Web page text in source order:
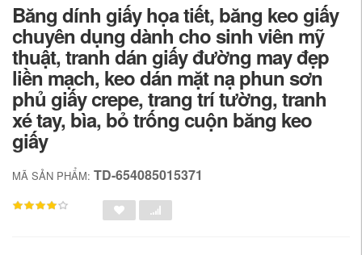
Băng dính giấy họa tiết, băng keo giấy
chuyên dụng dành cho sinh viên mỹ
thuật, tranh dán giấy đường may đẹp
liền mạch, keo dán mặt nạ phun sơn
phủ giấy crepe, trang trí tường, tranh
xé tay, bìa, bỏ trống cuộn băng keo
giấy
MÃ SẢN PHẨM: TD-654085015371